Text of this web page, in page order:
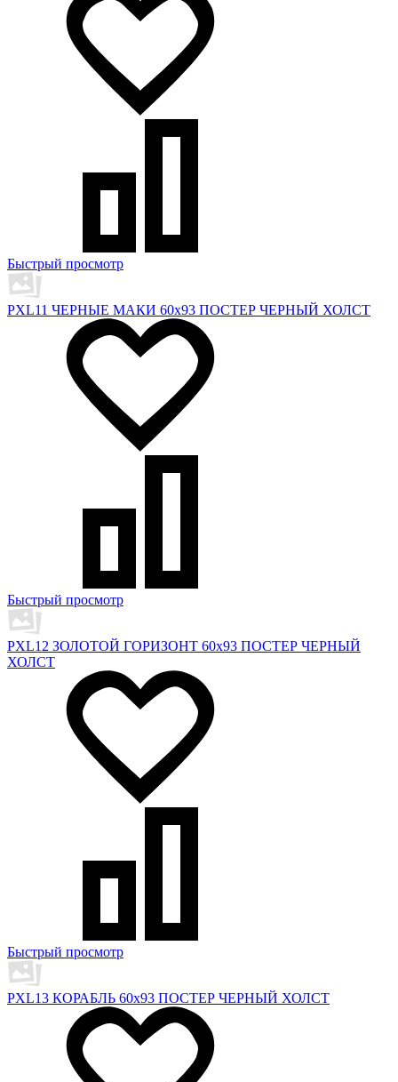
Быстрый просмотр
PXL11 ЧЕРНЫЕ МАКИ 60х93 ПОСТЕР ЧЕРНЫЙ ХОЛСТ
Быстрый просмотр
PXL12 ЗОЛОТОЙ ГОРИЗОНТ 60х93 ПОСТЕР ЧЕРНЫЙ
ХОЛСТ
Быстрый просмотр
PXL13 КОРАБЛЬ 60х93 ПОСТЕР ЧЕРНЫЙ ХОЛСТ